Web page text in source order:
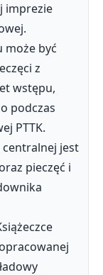
imprezie
może być
z
wstępu,
podczas
PTTK.
centralnej jest
pieczęć i